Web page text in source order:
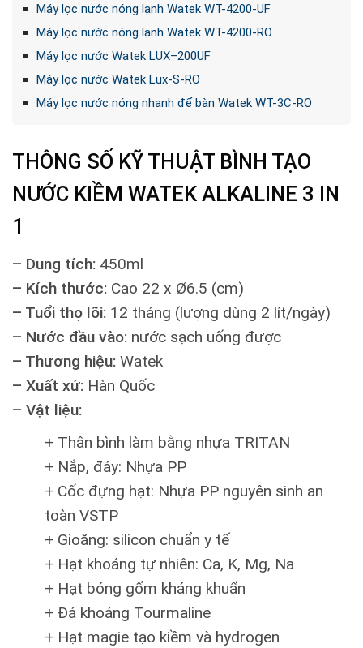
Máy lọc nước nóng lạnh Watek WT-4200-UF
Máy lọc nước nóng lạnh Watek WT-4200-RO
Máy lọc nước Watek LUX–200UF
Máy lọc nước Watek Lux-S-RO
Máy lọc nước nóng nhanh để bàn Watek WT-3C-RO
THÔNG SỐ KỸ THUẬT BÌNH TẠO
NƯỚC KIỀM WATEK ALKALINE 3 IN
1
– Dung tích: 450ml
– Kích thước: Cao 22 x Ø6.5 (cm)
– Tuổi thọ lõi: 12 tháng (lượng dùng 2 lít/ngày)
– Nước đầu vào: nước sạch uống được
– Thương hiệu: Watek
– Xuất xứ: Hàn Quốc
– Vật liệu:
+ Thân bình làm bằng nhựa TRITAN
+ Nắp, đáy: Nhựa PP
+ Cốc đựng hạt: Nhựa PP nguyên sinh an
toàn VSTP
+ Gioăng: silicon chuẩn y tế
+ Hạt khoáng tự nhiên: Ca, K, Mg, Na
+ Hạt bóng gốm kháng khuẩn
+ Đá khoáng Tourmaline
+ Hạt magie tạo kiềm và hydrogen